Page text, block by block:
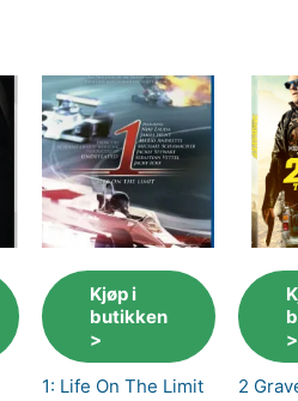
Kjøp i
butikken
>
1: Life On The Limit
>
2